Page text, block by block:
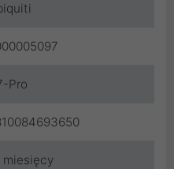
Pro
miesięcy